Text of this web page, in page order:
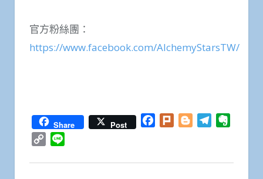
官方粉絲團：
https://www.facebook.com/AlchemyStarsTW/
Share Post Facebook
Plurk BloggerTelegram
Copy